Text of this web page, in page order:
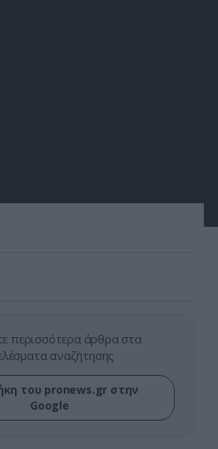
περισσότερα άρθρα στα
αναζήτησης
του pronews.gr στην
Google